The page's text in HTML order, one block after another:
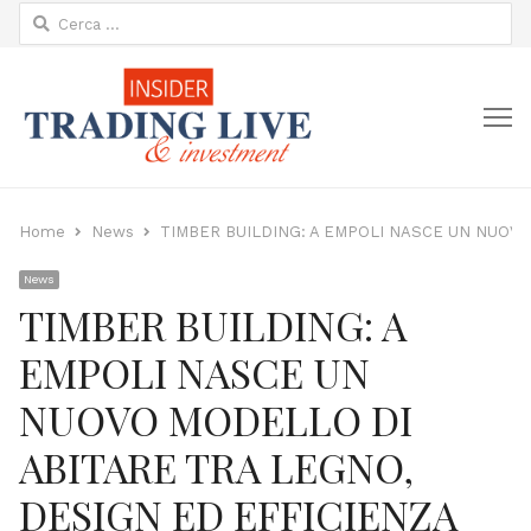
Ricerca
per:
Home News TIMBER BUILDING: A EMPOLI NASCE UN
News
TIMBER BUILDING: A
EMPOLI NASCE UN
NUOVO MODELLO DI
ABITARE TRA LEGNO,
DESIGN ED EFFICIENZA